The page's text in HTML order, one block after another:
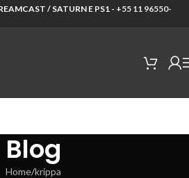
/ SATURN E PS1 - +55 11 96550-
Blog
Home krippa